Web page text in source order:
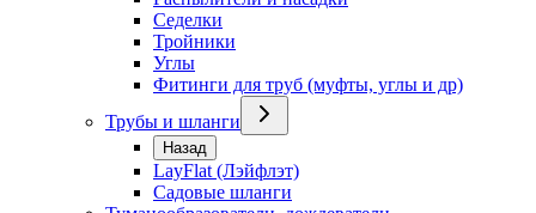
Седелки
Тройники
Углы
Фитинги для труб (муфты, углы и др)
Трубы и шланги
Назад
LayFlat (Лэйфлэт)
Садовые шланги